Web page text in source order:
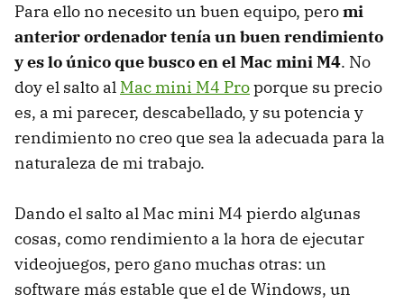
Para ello no necesito un buen equipo, peromi
anterior ordenador tenía un buen rendimiento
y es lo único que busco en el Mac mini M4. No
doy el salto al Mac mini M4 Proporque su precio
es, a mi parecer, descabellado, y su potencia y
rendimiento no creo que sea la adecuada para la
naturaleza de mi trabajo.
Dando el salto al Mac mini M4 pierdo algunas
cosas, como rendimiento a la hora de ejecutar
videojuegos, pero gano muchas otras: un
software más estable que el de Windows, un